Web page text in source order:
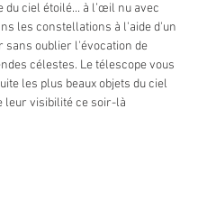
du ciel étoilé... à l’œil nu avec
les constellations à l'aide d'un
sans oublier l'évocation de
célestes. Le télescope vous
les plus beaux objets du ciel
leur visibilité ce soir-là